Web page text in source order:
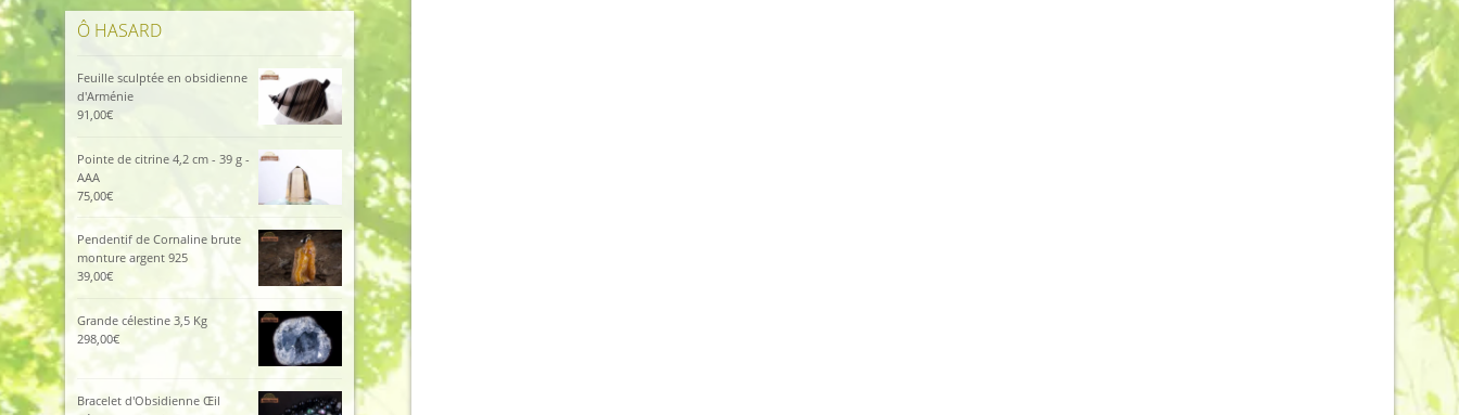
Ô HASARD
Feuille sculptée en obsidienne
d'Arménie
91,00€
Pointe de citrine 4,2 cm - 39 g -
AAA
75,00€
Pendentif de Cornaline brute
monture argent 925
39,00€
Grande célestine 3,5 Kg
298,00€
Bracelet d'Obsidienne Œil